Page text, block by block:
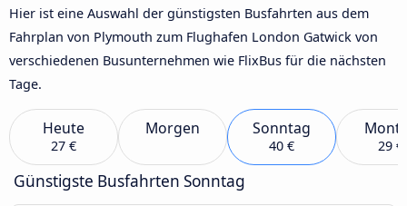
Hier ist eine Auswahl der günstigsten Busfahrten aus dem
Fahrplan von Plymouth zum Flughafen London Gatwick von
verschiedenen Busunternehmen wie FlixBus für die nächsten
Tage.
Heute
27 €
Morgen Sonntag
40 € 29 €
Günstigste Busfahrten Sonntag